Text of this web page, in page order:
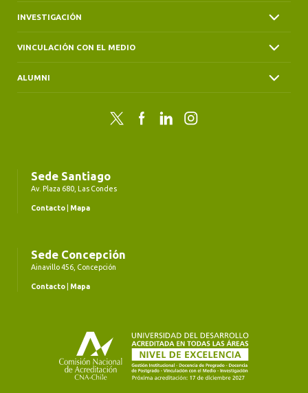
INVESTIGACIÓN
VINCULACIÓN CON EL MEDIO
ALUMNI
Twitter FacebookLinkedInInstagram
Sede Santiago
Av. Plaza 680, Las Condes
Contacto Mapa
Sede Concepción
Ainavillo 456, Concepción
Contacto Mapa